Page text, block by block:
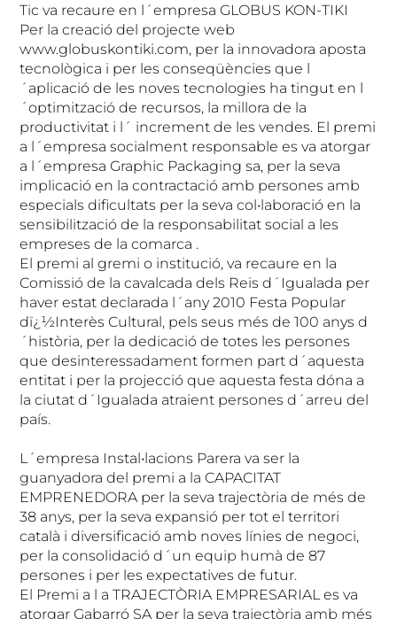
Tic va recaure en l´empresa GLOBUS KON-TIKI
Per la creació del projecte web
www.globuskontiki.com, per la innovadora aposta
tecnològica i per les conseqüències que l
´aplicació de les noves tecnologies ha tingut en l
´optimització de recursos, la millora de la
productivitat i l´ increment de les vendes. El premi
a l´empresa socialment responsable es va atorgar
a l´empresa Graphic Packaging sa, per la seva
implicació en la contractació amb persones amb
especials dificultats per la seva col•laboració en la
sensibilització de la responsabilitat social a les
empreses de la comarca .
El premi al gremi o institució, va recaure en la
Comissió de la cavalcada dels Reis d´Igualada per
haver estat declarada l´any 2010 Festa Popular
dï¿½Interès Cultural, pels seus més de 100 anys d
´història, per la dedicació de totes les persones
que desinteressadament formen part d´aquesta
entitat i per la projecció que aquesta festa dóna a
la ciutat d´Igualada atraient persones d´arreu del
país.
L´empresa Instal•lacions Parera va ser la
guanyadora del premi a la CAPACITAT
EMPRENEDORA per la seva trajectòria de més de
38 anys, per la seva expansió per tot el territori
català i diversificació amb noves línies de negoci,
per la consolidació d´un equip humà de 87
persones i per les expectatives de futur.
El Premi a l a TRAJECTÒRIA EMPRESARIAL es va
atorgar Gabarró SA per la seva trajectòria amb més